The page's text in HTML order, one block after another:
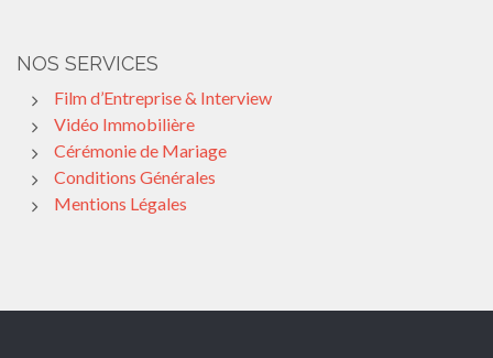
NOS SERVICES
Film d’Entreprise & Interview
Vidéo Immobilière
Cérémonie de Mariage
Conditions Générales
Mentions Légales